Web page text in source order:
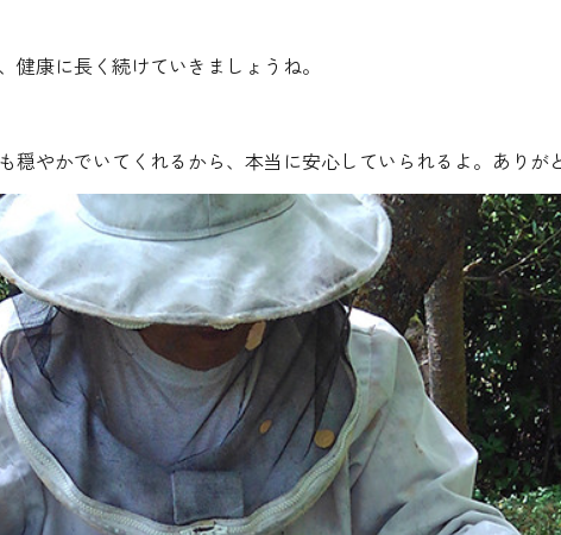
健康に長く続けていきましょうね。
穏やかでいてくれるから、本当に安心していられるよ。ありが